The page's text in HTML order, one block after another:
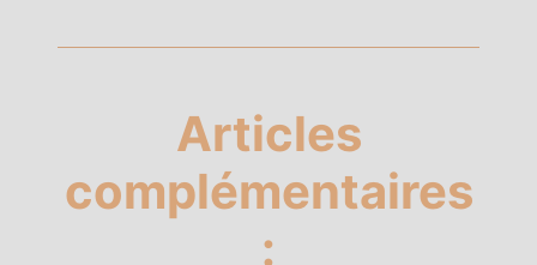
Articles
complémentaires
: